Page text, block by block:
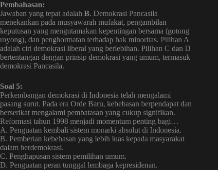
Pembahasan:
Jawaban yang tepat adalah B. Demokrasi Pancasila
menekankan pada musyawarah mufakat, pengambilan
keputusan yang mengutamakan kepentingan bersama (gotong
royong), dan penghormatan terhadap hak minoritas. Pilihan A
adalah ciri demokrasi liberal yang berlebihan. Pilihan C dan D
bertentangan dengan prinsip demokrasi yang umum, termasuk
demokrasi Pancasila.
Soal 5:
Perkembangan demokrasi di Indonesia telah mengalami
pasang surut. Pada era Orde Baru, kebebasan berpendapat dan
berserikat mengalami pembatasan yang cukup signifikan.
Reformasi tahun 1998 menjadi momentum penting bagi…
A. Penguatan kembali sistem monarki absolut di Indonesia.
B. Pemberian kebebasan yang lebih luas kepada masyarakat
dalam berdemokrasi.
C. Penghapusan sistem pemilihan umum.
D. Penguatan peran tunggal lembaga kepresidenan.